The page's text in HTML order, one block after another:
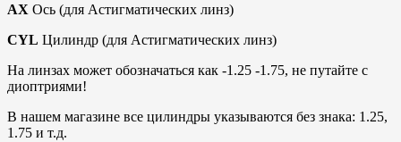
AX Ось (для Астигматических линз)
CYL Цилиндр (для Астигматических линз)
На линзах может обозначаться как -1.25 -1.75, не путайте с
диоптриями!
В нашем магазине все цилиндры указываются без знака: 1.25,
1.75 и т.д.